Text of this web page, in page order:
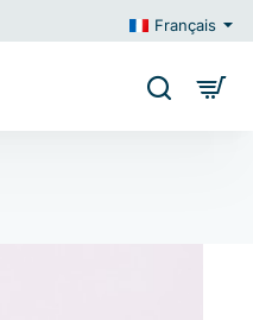
Français